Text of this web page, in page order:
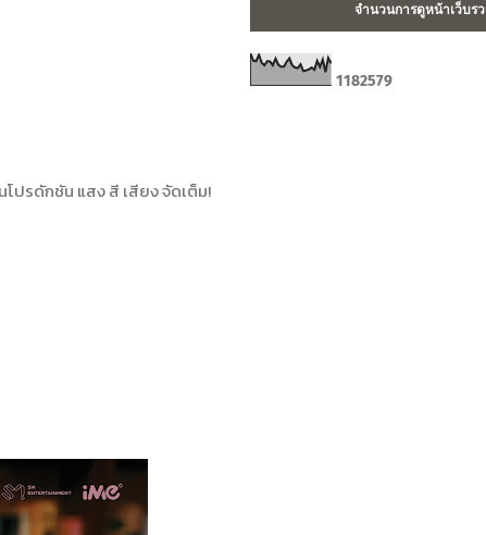
ปรดักชัน แสง สี เสียง จัดเต็ม!
จำนวนการดูหน้าเว็บร
1182579